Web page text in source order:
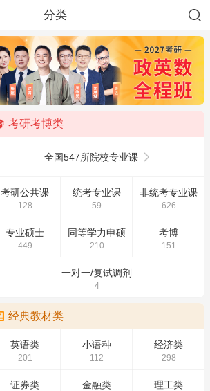
分类
考研考博类
全国547所院校专业课
考研公共课
128
统考专业课
59
非统考专业课
626
专业硕士
449
同等学力申硕
210
考博
151
一对一/复试调剂
4
经典教材类
英语类
201
小语种
112
经济类
298
证券类 金融类 理工类